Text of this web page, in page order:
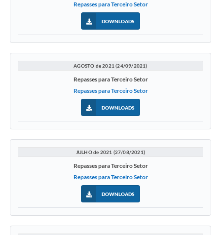
Repasses para Terceiro Setor
DOWNLOADS
AGOSTO de 2021 (24/09/2021)
Repasses para Terceiro Setor
Repasses para Terceiro Setor
DOWNLOADS
JULHO de 2021 (27/08/2021)
Repasses para Terceiro Setor
Repasses para Terceiro Setor
DOWNLOADS